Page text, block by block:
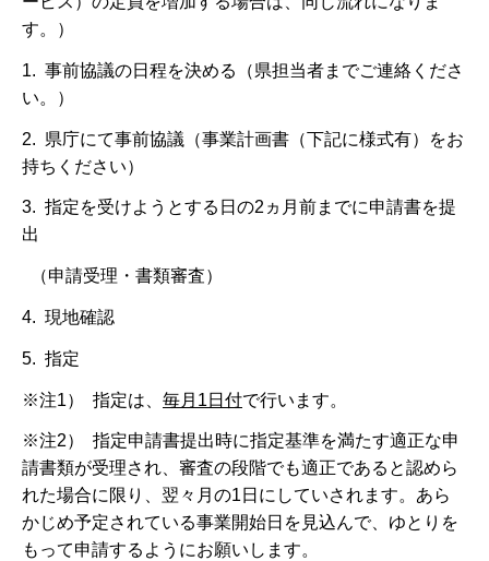
す。）
1. 事前協議の日程を決める（県担当者までご連絡くださ
い。）
2. 県庁にて事前協議（事業計画書（下記に様式有）をお
持ちください）
3. 指定を受けようとする日の2ヵ月前までに申請書を提
出
（申請受理・書類審査）
4. 現地確認
5. 指定
※注1） 指定は、 毎月1日付で行います。
※注2） 指定申請書提出時に指定基準を満たす適正な申
請書類が受理され、審査の段階でも適正であると認めら
れた場合に限り、翌々月の1日にしていされます。あら
かじめ予定されている事業開始日を見込んで、ゆとりを
もって申請するようにお願いします。